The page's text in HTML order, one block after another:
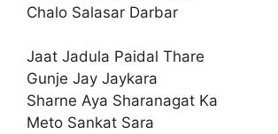
Chalo Salasar Darbar
Jaat Jadula Paidal Thare
Gunje Jay Jaykara
Sharne Aya Sharanagat Ka
Meto Sankat Sara